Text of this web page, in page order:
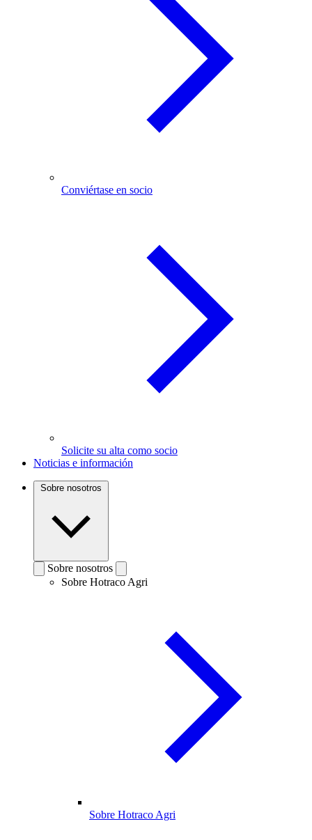
Conviértase en socio
Solicite su alta como socio
Noticias e información
Sobre nosotros
Sobre nosotros
Sobre Hotraco Agri
Sobre Hotraco Agri